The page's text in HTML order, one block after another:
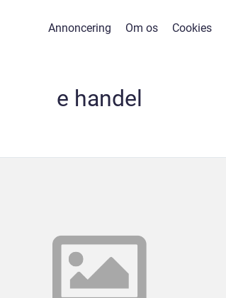
Annoncering Om os Cookies
e handel